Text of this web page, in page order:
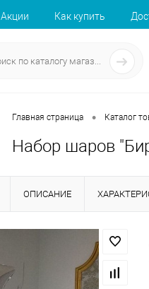
Акции Как купить
Главная страница • Каталог
Набор шаров
ОПИСАНИЕ